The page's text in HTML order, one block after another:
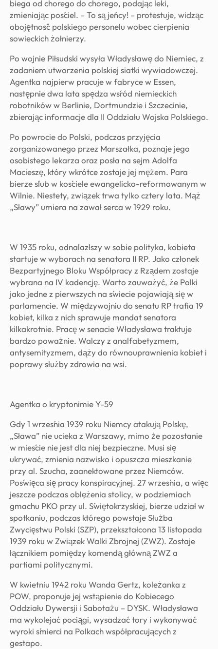
biega od chorego do chorego, podając leki,
zmieniając pościel. – To są jeńcy! – protestuje, widząc
obojętność polskiego personelu wobec cierpienia
sowieckich żołnierzy.
Po wojnie Piłsudski wysyła Władysławę do Niemiec, z
zadaniem utworzenia polskiej siatki wywiadowczej.
Agentka najpierw pracuje w fabryce w Essen,
następnie dwa lata spędza wśród niemieckich
robotników w Berlinie, Dortmundzie i Szczecinie,
zbierając informacje dla II Oddziału Wojska Polskiego.
Po powrocie do Polski, podczas przyjęcia
zorganizowanego przez Marszałka, poznaje jego
osobistego lekarza oraz posła na sejm Adolfa
Macieszę, który wkrótce zostaje jej mężem. Para
bierze ślub w kościele ewangelicko-reformowanym w
Wilnie. Niestety, związek trwa tylko cztery lata. Mąż
„Sławy” umiera na zawał serca w 1929 roku.
W 1935 roku, odnalazłszy w sobie polityka, kobieta
startuje w wyborach na senatora II RP. Jako członek
Bezpartyjnego Bloku Współpracy z Rządem zostaje
wybrana na IV kadencję. Warto zauważyć, że Polki
jako jedne z pierwszych na świecie pojawiają się w
parlamencie. W międzywojniu do senatu RP trafia 19
kobiet, kilka z nich sprawuje mandat senatora
kilkakrotnie. Pracę w senacie Władysława traktuje
bardzo poważnie. Walczy z analfabetyzmem,
antysemityzmem, dąży do równouprawnienia kobiet i
poprawy służby zdrowia na wsi.
Agentka o kryptonimie Y-59
Gdy 1 września 1939 roku Niemcy atakują Polskę,
„Sława” nie ucieka z Warszawy, mimo że pozostanie
w mieście nie jest dla niej bezpieczne. Musi się
ukrywać, zmienia nazwisko i opuszcza mieszkanie
przy al. Szucha, zaanektowane przez Niemców.
Poświęca się pracy konspiracyjnej. 27 września, a więc
jeszcze podczas oblężenia stolicy, w podziemiach
gmachu PKO przy ul. Świętokrzyskiej, bierze udział w
spotkaniu, podczas którego powstaje Służba
Zwycięstwu Polski (SZP), przekształcona 13 listopada
1939 roku w Związek Walki Zbrojnej (ZWZ). Zostaje
łącznikiem pomiędzy komendą główną ZWZ a
partiami politycznymi.
W kwietniu 1942 roku Wanda Gertz, koleżanka z
POW, proponuje jej wstąpienie do Kobiecego
Oddziału Dywersji i Sabotażu – DYSK. Władysława
ma wykolejać pociągi, wysadzać tory i wykonywać
wyroki śmierci na Polkach współpracujących z
gestapo.